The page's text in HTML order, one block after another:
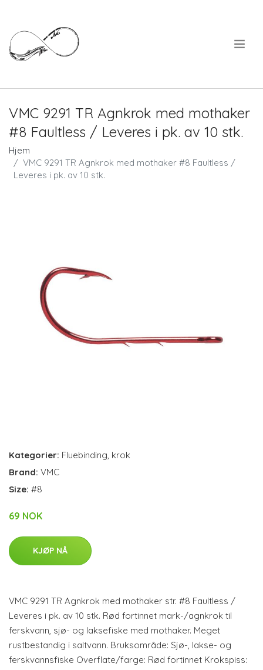
VMC 9291 TR Agnkrok med mothaker
#8 Faultless / Leveres i pk. av 10 stk.
Hjem
VMC 9291 TR Agnkrok med mothaker #8 Faultless /
Leveres i pk. av 10 stk.
Kategorier: Fluebinding, krok
Brand: VMC
Size: #8
69 NOK
KJØP NÅ
VMC 9291 TR Agnkrok med mothaker str. #8 Faultless /
Leveres i pk. av 10 stk. Rød fortinnet mark-/agnkrok til
ferskvann, sjø- og laksefiske med mothaker. Meget
rustbestandig i saltvann. Bruksområde: Sjø-, lakse- og
ferskvannsfiske Overflate/farge: Rød fortinnet Krokspiss: